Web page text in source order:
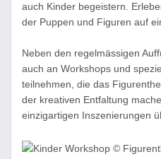
auch Kinder begeistern.
der Puppen und Figuren auf
Neben den regelmässigen
auch an Workshops und
teilnehmen, die das
der kreativen Entfaltung
einzigartigen Inszenierungen